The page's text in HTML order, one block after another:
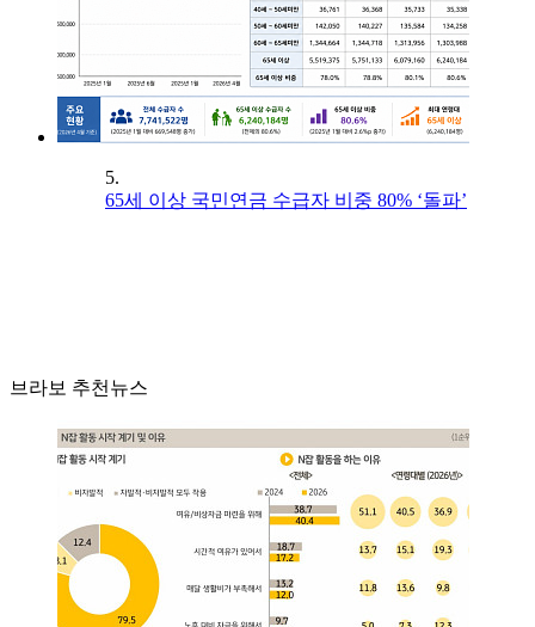
5.
65세 이상 국민연금 수급자 비중 80% ‘돌파’
브라보 추천뉴스